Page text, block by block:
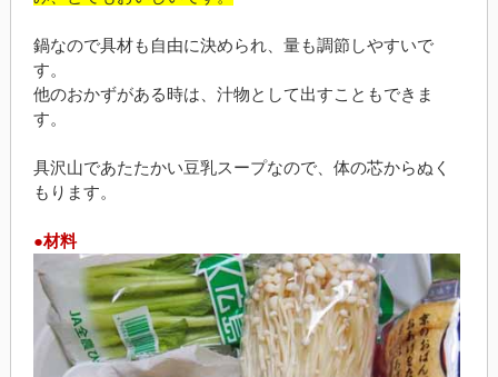
鍋なので具材も自由に決められ、量も調節しやすいで
す。
他のおかずがある時は、汁物として出すこともできま
す。
具沢山であたたかい豆乳スープなので、体の芯からぬく
もります。
●材料